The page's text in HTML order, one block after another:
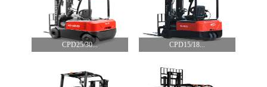
CPD25/30... CPD15/18...